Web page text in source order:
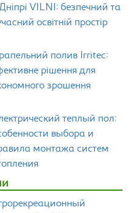
VILNI: безпечний та
освітній простір
полив Irritec:
рішення для
зрошення
теплый пол:
выбора и
монтажа систем